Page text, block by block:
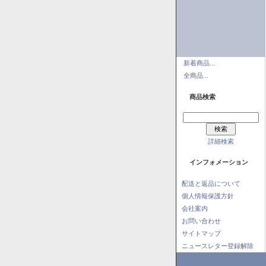
新着商品...
全商品...
商品検索
詳細検索
インフォメーション
配送と返品について
個人情報保護方針
会社案内
お問い合わせ
サイトマップ
ニュースレター登録解除